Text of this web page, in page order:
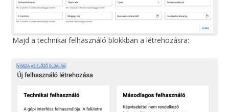
Majd a technikai felhasználó blokkban a létrehozásra: